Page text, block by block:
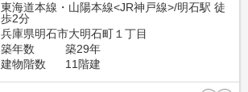
東海道本線・山陽本線<JR神戸線>/明石駅 徒
歩2分
兵庫県明石市大明石町１丁目
築年数
築29年
建物階数
11階建